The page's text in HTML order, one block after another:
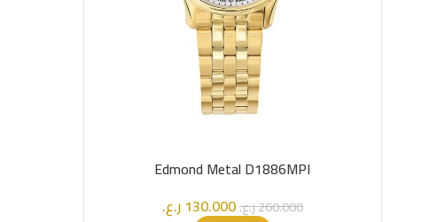
Edmond Metal D1886MPI
260.000ر.ع.130.000 ر.ع.